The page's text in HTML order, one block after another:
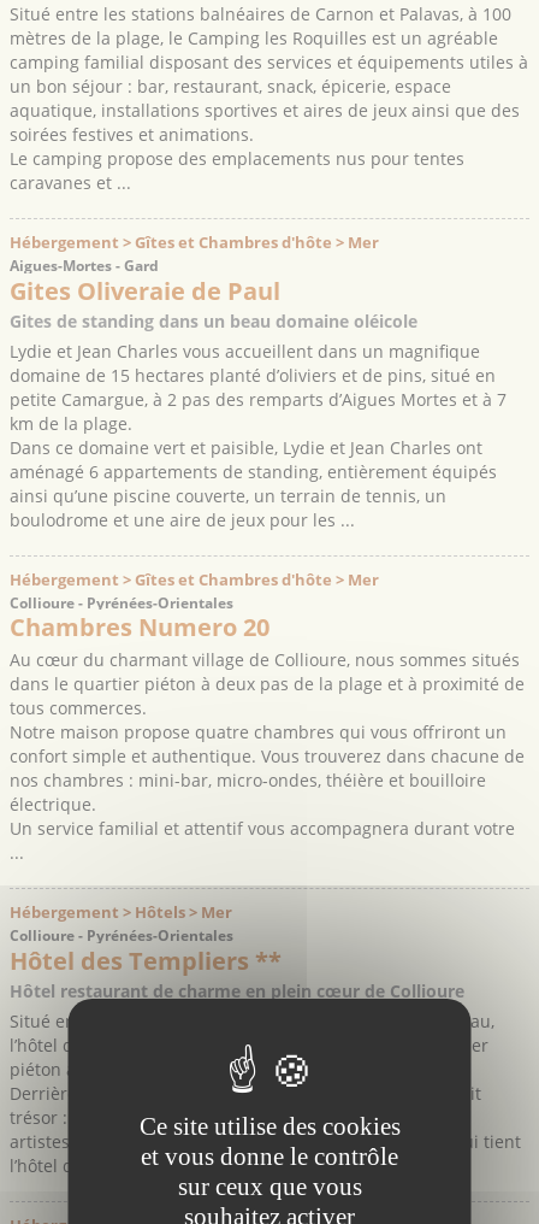
Situé entre les stations balnéaires de Carnon et Palavas, à 100
mètres de la plage, le Camping les Roquilles est un agréable
camping familial disposant des services et équipements utiles à
un bon séjour : bar, restaurant, snack, épicerie, espace
aquatique, installations sportives et aires de jeux ainsi que des
soirées festives et animations.
Le camping propose des emplacements nus pour tentes
caravanes et ...
Hébergement > Gîtes et Chambres d'hôte > Mer
Aigues-Mortes - Gard
Gites Oliveraie de Paul
Gites de standing dans un beau domaine oléicole
Lydie et Jean Charles vous accueillent dans un magnifique
domaine de 15 hectares planté d’oliviers et de pins, situé en
petite Camargue, à 2 pas des remparts d’Aigues Mortes et à 7
km de la plage.
Dans ce domaine vert et paisible, Lydie et Jean Charles ont
aménagé 6 appartements de standing, entièrement équipés
ainsi qu’une piscine couverte, un terrain de tennis, un
boulodrome et une aire de jeux pour les ...
Hébergement > Gîtes et Chambres d'hôte > Mer
Collioure - Pyrénées-Orientales
Chambres Numero 20
Au cœur du charmant village de Collioure, nous sommes situés
dans le quartier piéton à deux pas de la plage et à proximité de
tous commerces.
Notre maison propose quatre chambres qui vous offriront un
confort simple et authentique. Vous trouverez dans chacune de
nos chambres : mini-bar, micro-ondes, théière et bouilloire
électrique.
Un service familial et attentif vous accompagnera durant votre
...
Hébergement > Hôtels > Mer
Collioure - Pyrénées-Orientales
Hôtel des Templiers **
Hôtel restaurant de charme en plein cœur de Collioure
Situé en cœur de ville, à 50m du port et au pied du château,
l’hôtel des Templiers est idéalement situé dans un quartier
piéton avec ses nombreux commerces.
Derrière sa belle façade aux volets bleus se cache un petit
trésor : des milliers de tableaux et dessins laissés par les
artistes de passage, gage d’amitié pour la famille Pous qui tient
l’hôtel depuis 3 ...
Ce site utilise des cookies
et vous donne le contrôle
sur ceux que vous
souhaitez activer